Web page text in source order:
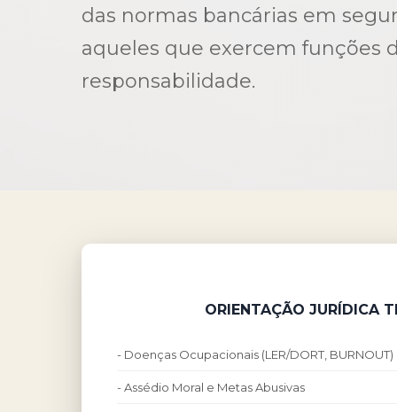
das normas bancárias em
aqueles que exercem funções
responsabilidade.
ORIENTAÇÃO JURÍDICA
- Doenças Ocupacionais (LER/DORT, BURNOUT)
- Assédio Moral e Metas Abusivas